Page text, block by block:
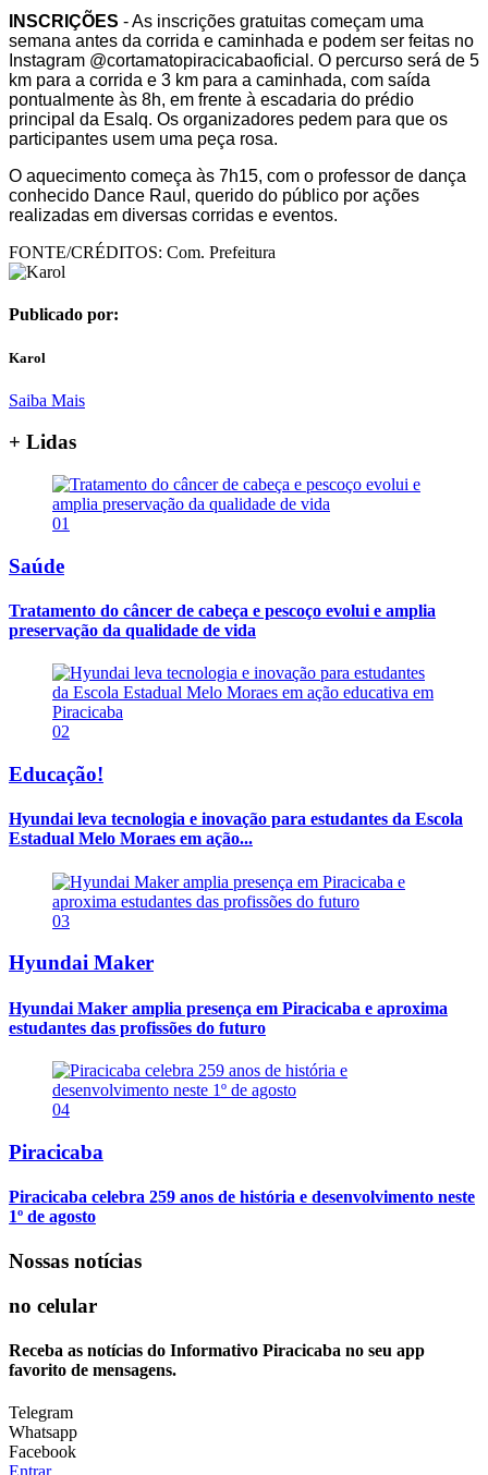
INSCRIÇÕES - As inscrições gratuitas começam uma
semana antes da corrida e caminhada e podem ser feitas no
Instagram @cortamatopiracicabaoficial. O percurso será de 5
km para a corrida e 3 km para a caminhada, com saída
pontualmente às 8h, em frente à escadaria do prédio
principal da Esalq. Os organizadores pedem para que os
participantes usem uma peça rosa.
O aquecimento começa às 7h15, com o professor de dança
conhecido Dance Raul, querido do público por ações
realizadas em diversas corridas e eventos.
FONTE/CRÉDITOS: Com. Prefeitura
Publicado por:
Karol
Saiba Mais
+ Lidas
01
Saúde
Tratamento do câncer de cabeça e pescoço evolui e amplia
preservação da qualidade de vida
02
Educação!
Hyundai leva tecnologia e inovação para estudantes da Escola
Estadual Melo Moraes em ação...
03
Hyundai Maker
Hyundai Maker amplia presença em Piracicaba e aproxima
estudantes das profissões do futuro
04
Piracicaba
Piracicaba celebra 259 anos de história e desenvolvimento neste
1º de agosto
Nossas notícias
no celular
Receba as notícias do Informativo Piracicaba no seu app
favorito de mensagens.
Telegram
Whatsapp
Facebook